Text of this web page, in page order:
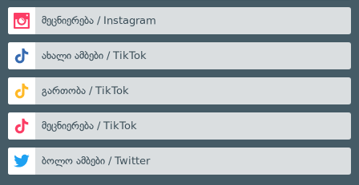
მეცნიერება / Instagram
ახალი ამბები / TikTok
გართობა / TikTok
მეცნიერება / TikTok
ბოლო ამბები / Twitter